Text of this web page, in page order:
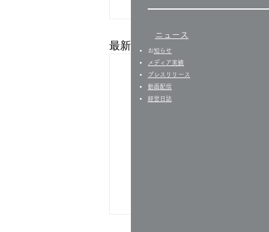
最新記事
ニュース
​お知らせ
​​メディア実績
プレスリリース
​動画配信
経営日誌​